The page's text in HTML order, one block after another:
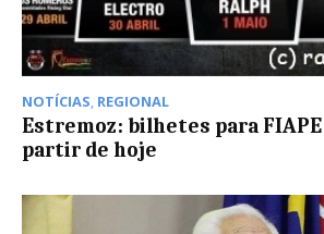
NOTÍCIAS, REGIONAL
Estremoz: bilhetes para FIAPE
partir de hoje